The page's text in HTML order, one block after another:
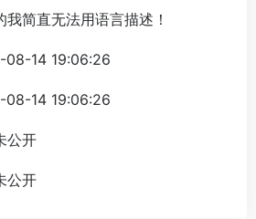
我简直无法用语言描述！
08-14 19:06:26
08-14 19:06:26
公开
公开